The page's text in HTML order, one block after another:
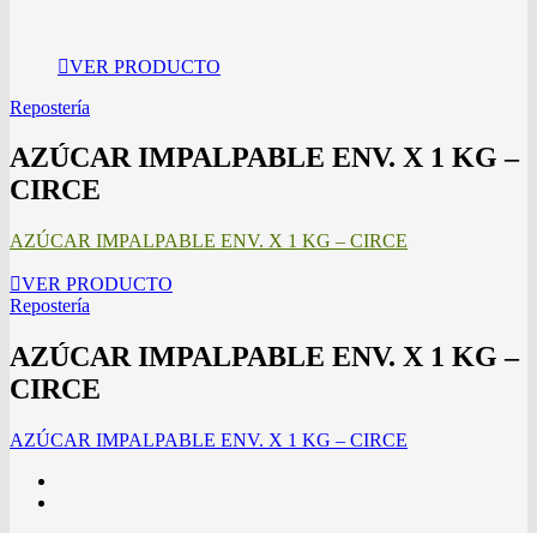
VER PRODUCTO
Repostería
AZÚCAR IMPALPABLE ENV. X 1 KG –
CIRCE
AZÚCAR IMPALPABLE ENV. X 1 KG – CIRCE
VER PRODUCTO
Repostería
AZÚCAR IMPALPABLE ENV. X 1 KG –
CIRCE
AZÚCAR IMPALPABLE ENV. X 1 KG – CIRCE